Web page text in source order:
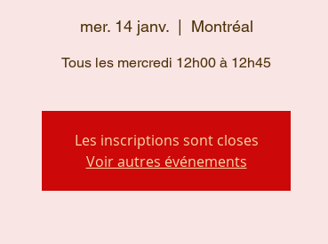
mer. 14 janv.
  |
Montréal
Tous les mercredi 12h00 à 12h45
Les inscriptions sont closes
Voir autres événements